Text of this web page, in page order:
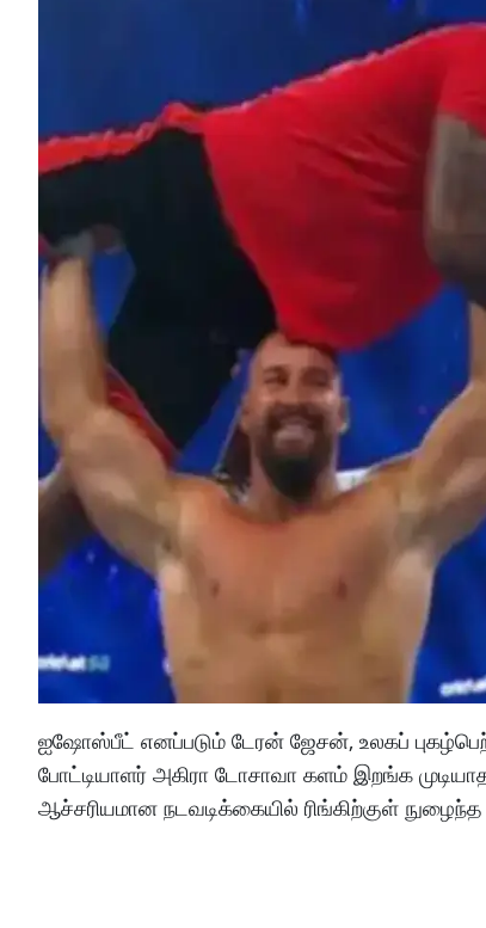
ஐஷோஸ்பீட் எனப்படும் டேரன் ஜேசன், உலகப்
போட்டியாளர் அகிரா டோசாவா களம் இறங்க
ஆச்சரியமான நடவடிக்கையில் ரிங்கிற்குள்